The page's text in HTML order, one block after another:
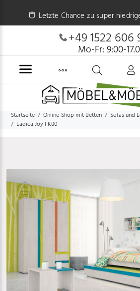
Letzte Chance zu super
+49 1522 606
Mo-Fr: 9:00-
Startseite Online-Shop mit Betten
Sofas und
Ladica Joy FK80